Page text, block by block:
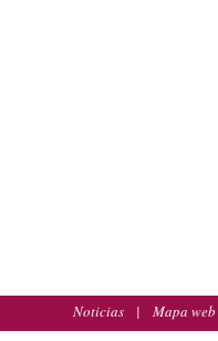
Noticias | Mapa web